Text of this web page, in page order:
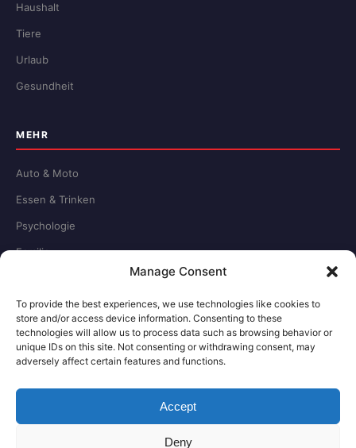
Manage Consent
To provide the best experiences, we use technologies like cookies to
store and/or access device information. Consenting to these
technologies will allow us to process data such as browsing behavior or
unique IDs on this site. Not consenting or withdrawing consent, may
adversely affect certain features and functions.
Accept
Deny
Haushalt
Tiere
Urlaub
Gesundheit
MEHR
Auto & Moto
Essen & Trinken
Psychologie
Familie
RECHTLICHES
Redaktion
Impressum
Datenschutz